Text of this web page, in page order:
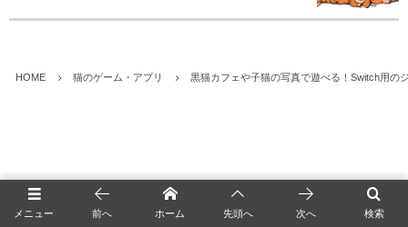
HOME 猫のゲーム・アプリ 黒猫カフェや子猫の写真で遊べる！Switch用の
メニュー 検索
前へ ホーム 先頭へ 次へ